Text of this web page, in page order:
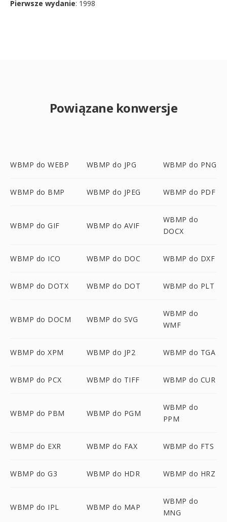
Pierwsze wydanie: 1998
Powiązane konwersje
WBMP do WEBP WBMP do JPG WBMP do PNG
WBMP do BMP WBMP do JPEG WBMP do PDF
WBMP do GIF WBMP do AVIF
WBMP do
DOCX
WBMP do ICO WBMP do DOC WBMP do DXF
WBMP do DOTX WBMP do DOT WBMP do PLT
WBMP do DOCM WBMP do SVG
WBMP do
WMF
WBMP do XPM WBMP do JP2 WBMP do TGA
WBMP do PCX WBMP do TIFF WBMP do CUR
WBMP do PBM WBMP do PGM
WBMP do
PPM
WBMP do EXR WBMP do FAX WBMP do FTS
WBMP do G3 WBMP do HDR WBMP do HRZ
WBMP do IPL WBMP do MAP
WBMP do
MNG